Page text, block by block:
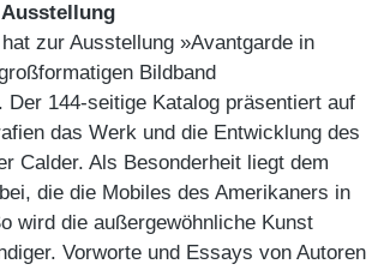
zur Ausstellung »Avantgarde in
Bildband
Der 144-seitige Katalog präsentiert auf
das Werk und die Entwicklung des
Calder. Als Besonderheit liegt dem
die die Mobiles des Amerikaners in
wird die außergewöhnliche Kunst
Vorworte und Essays von Autoren